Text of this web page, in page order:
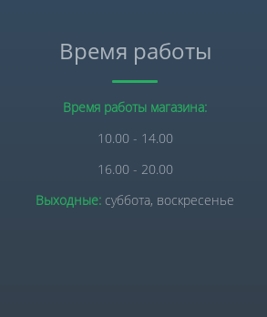
Время работы
Время работы магазина:
10.00 - 14.00
16.00 - 20.00
Выходные: суббота, воскресенье